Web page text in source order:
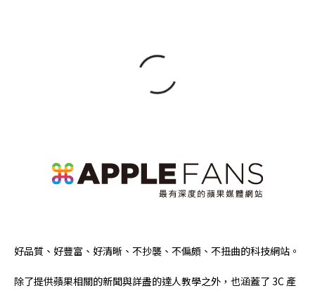
好品質、好豐富、好清晰、不抄襲、不偏頗、不扭曲的科技網站。
除了提供蘋果相關的新聞與詳盡的達人教學之外，也涵蓋了 3C 產